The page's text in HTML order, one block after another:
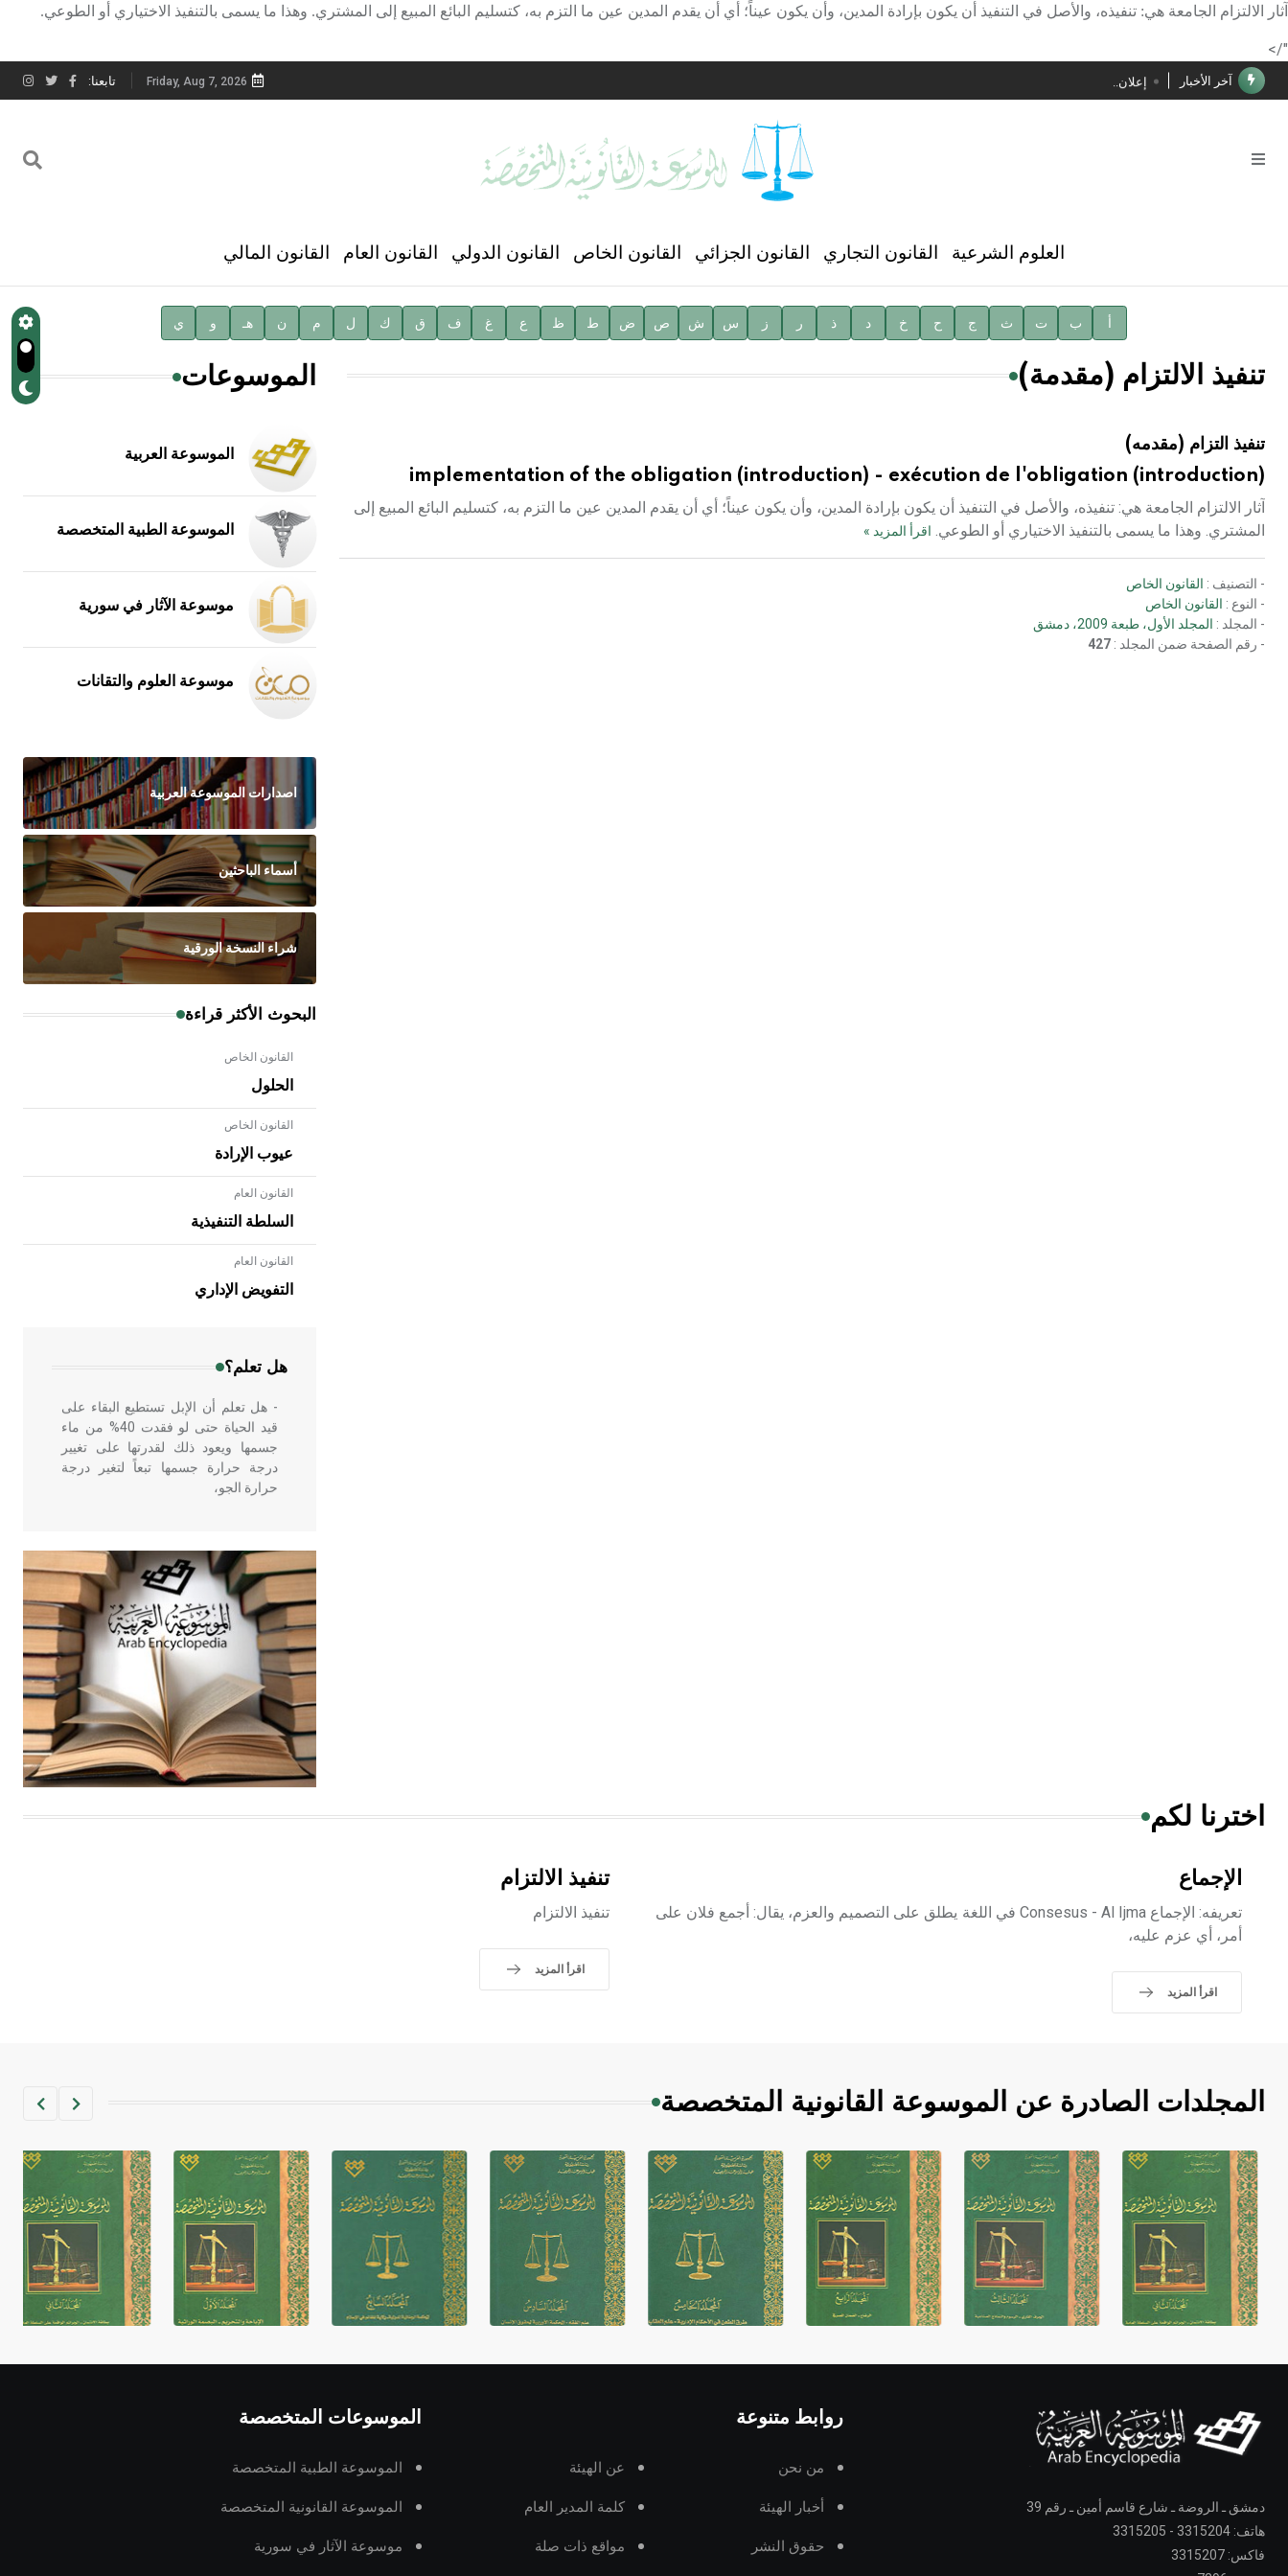
آثار الالتزام الجامعة هي: تنفيذه، والأصل في التنفيذ أن يكون بإرادة المدين، وأن يكون عيناً؛ أي أن يقدم المدين عين ما التزم به، كتسليم البائع المبيع إلى المشتري. وهذا ما يسمى بالتنفيذ الاختياري أو الطوعي.
"/>
آخر الأخبار
الأستاذ إياد خالد الطباع مدير عام لهيئة الموسوعة العربية
إعلان..
فوز الأستاذ الدكتور محمود السيد بجائزة مجمع الملك سليمان العالمي للغة العربية
الأستاذ إياد خالد الطباع مدير عام لهيئة الموسوعة العربية
Friday, Aug 7, 2026 تابعنا:
العلوم الشرعية القانون التجاري القانون الجزائي القانون الخاص القانون الدولي القانون العام القانون المالي
أ ب ت ث ج ح خ د ذ ر ز س ش ص ض ط ظ ع غ ف ق ك ل م ن هـ و ي
تنفيذ الالتزام (مقدمة)
تنفيذ التزام (مقدمه)
implementation of the obligation (introduction) - exécution de l'obligation (introduction)
آثار الالتزام الجامعة هي: تنفيذه، والأصل في التنفيذ أن يكون بإرادة المدين، وأن يكون عيناً؛ أي أن يقدم المدين عين ما التزم به، كتسليم البائع المبيع إلى
المشتري. وهذا ما يسمى بالتنفيذ الاختياري أو الطوعي. اقرأ المزيد »
- التصنيف : القانون الخاص
- النوع : القانون الخاص
- المجلد : المجلد الأول، طبعة 2009، دمشق
- رقم الصفحة ضمن المجلد : 427
الموسوعات
الموسوعة العربية
الموسوعة الطبية المتخصصة
موسوعة الآثار في سورية
موسوعة العلوم والتقانات
اصدارات الموسوعة العربية
أسماء الباحثين
شراء النسخة الورقية
البحوث الأكثر قراءة
القانون الخاص
الحلول
القانون الخاص
عيوب الإرادة
القانون العام
السلطة التنفيذية
القانون العام
التفويض الإداري
هل تعلم؟
- هل تعلم أن الأبلق نوع من الفنون
الهندسية التي ارتبطت بالعمارة الإسلامية
في بلاد الشام ومصر خاصة، حيث يحرص
- هل تعلم أن الإبل تستطيع البقاء على
قيد الحياة حتى لو فقدت 40% من ماء
جسمها ويعود ذلك لقدرتها على تغيير
درجة حرارة جسمها تبعاً لتغير درجة
حرارة الجو،
- هل تعلم أن أبقراط كتب في الطب
أربعة مؤلفات هي: الحكم، الأدلة، تنظيم
التغذية، ورسالته في جروح الرأس.
ويعود له الفضل بأنه حرر الطب من
الدين والفلسفة.
- هل تعلم أن المرجان إفراز حيواني
يتكون في البحر ويتركب من مادة
كربونات الكلسيوم، وهو أحمر أو شديد
الحمرة وهو أجود أنواعه، ويمتاز بكبر
الحجم ويسمى الش
غير متصلة، وتعتمد المبدأ الأكوروفوني،
حيث تقتصر القيمة الصوتية للعلامة الك
اخترنا لكم
الإجماع
تعريفه: الإجماع Consesus - Al Ijma في اللغة يطلق على التصميم والعزم، يقال: أجمع فلان على
أمر، أي عزم عليه،
اقرأ المزيد
تنفيذ الالتزام
تنفيذ الالتزام
اقرأ المزيد
المجلدات الصادرة عن الموسوعة القانونية المتخصصة
دمشق ـ الروضة ـ شارع قاسم أمين ـ رقم 39
هاتف: 3315204 - 3315205
فاكس: 3315207
روابط متنوعة
من نحن عن الهيئة
أخبار الهيئة كلمة المدير العام
حقوق النشر مواقع ذات صلة
الموسوعات المتخصصة
الموسوعة الطبية المتخصصة
الموسوعة القانونية المتخصصة
موسوعة الآثار في سورية